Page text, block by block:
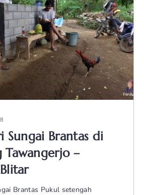
Sungai Brantas di
Tawangerjo –
Brantas Pukul setengah